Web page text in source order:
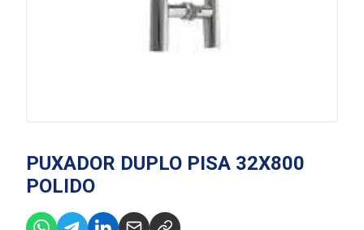
PUXADOR DUPLO PISA 32X800
POLIDO